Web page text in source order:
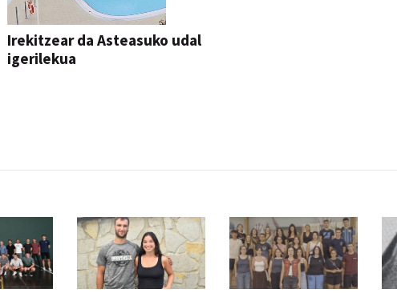
Irekitzear da Asteasuko udal
igerilekua